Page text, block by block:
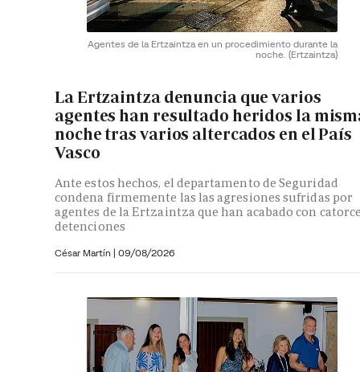
Agentes de la Ertzaintza en un procedimiento durante la
noche. (Ertzaintza)
La Ertzaintza denuncia que varios
agentes han resultado heridos la
noche tras varios altercados en el País
Vasco
Ante estos hechos, el departamento de Seguridad
condena firmemente las las agresiones sufridas por
agentes de la Ertzaintza que han acabado con
detenciones
César Martín | 09/08/2026